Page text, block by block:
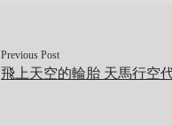
Previous Post
飛上天空的輪胎 天馬行空